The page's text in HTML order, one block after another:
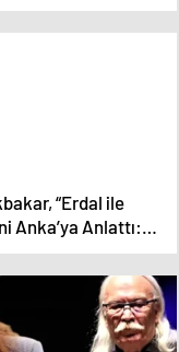
festivallerde
“Erdal ile
Anka’ya Anlattı:
Herkesin ‘Biz
Sen de Böylesin’
Hikâye”